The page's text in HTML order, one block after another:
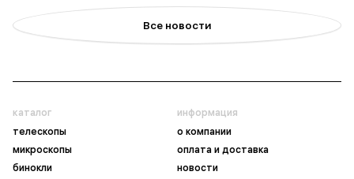
Все новости
каталог
телескопы
микроскопы
бинокли
информация
о компании
оплата и доставка
новости